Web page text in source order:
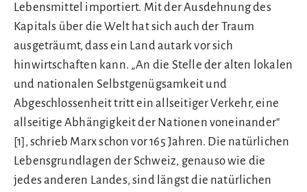
Lebensmittel importiert. Mit der Ausdehnung des
Kapitals über die Welt hat sich auch der Traum
ausgeträumt, dass ein Land autark vor sich
hinwirtschaften kann. „An die Stelle der alten lokalen
und nationalen Selbstgenügsamkeit und
Abgeschlossenheit tritt ein allseitiger Verkehr, eine
allseitige Abhängigkeit der Nationen voneinander“
[1], schrieb Marx schon vor 165 Jahren. Die natürlichen
Lebensgrundlagen der Schweiz, genauso wie die
jedes anderen Landes, sind längst die natürlichen